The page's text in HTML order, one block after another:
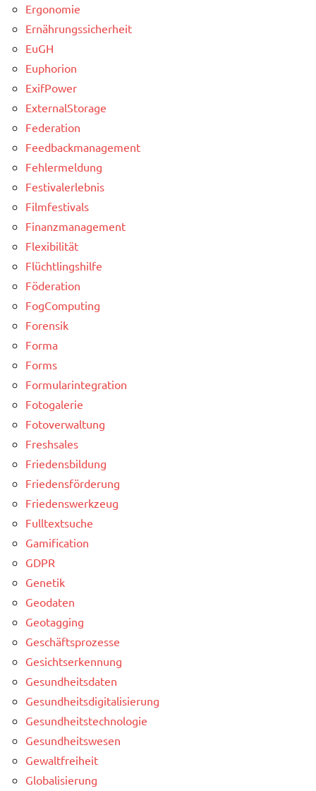
Ergonomie
Ernährungssicherheit
EuGH
Euphorion
ExifPower
ExternalStorage
Federation
Feedbackmanagement
Fehlermeldung
Festivalerlebnis
Filmfestivals
Finanzmanagement
Flexibilität
Flüchtlingshilfe
Föderation
FogComputing
Forensik
Forma
Forms
Formularintegration
Fotogalerie
Fotoverwaltung
Freshsales
Friedensbildung
Friedensförderung
Friedenswerkzeug
Fulltextsuche
Gamification
GDPR
Genetik
Geodaten
Geotagging
Geschäftsprozesse
Gesichtserkennung
Gesundheitsdaten
Gesundheitsdigitalisierung
Gesundheitstechnologie
Gesundheitswesen
Gewaltfreiheit
Globalisierung